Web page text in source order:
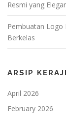
Resmi yang
Pembuatan Logo
Berkelas
ARSIP
April 2026
February 2026